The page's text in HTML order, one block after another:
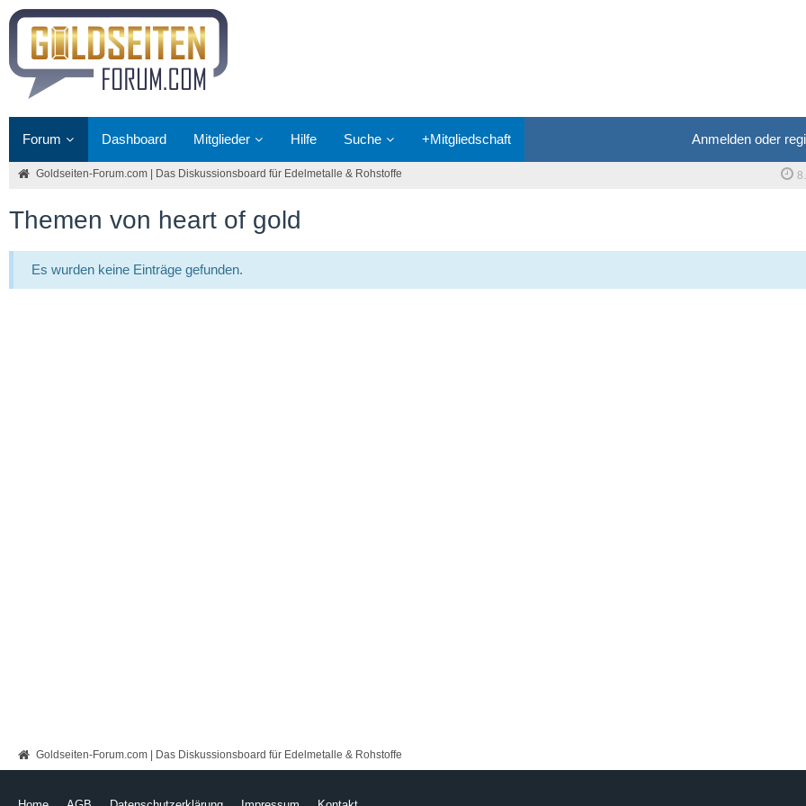
Forum Dashboard Mitglieder Hilfe Suche +Mitgliedschaft Anmelden oder
Goldseiten-Forum.com | Das Diskussionsboard für Edelmetalle & Rohstoffe
Goldseiten-Forum.com | Das Diskussionsboard für Edelmetalle & Rohstoffe
Themen von heart of gold
Es wurden keine Einträge gefunden.